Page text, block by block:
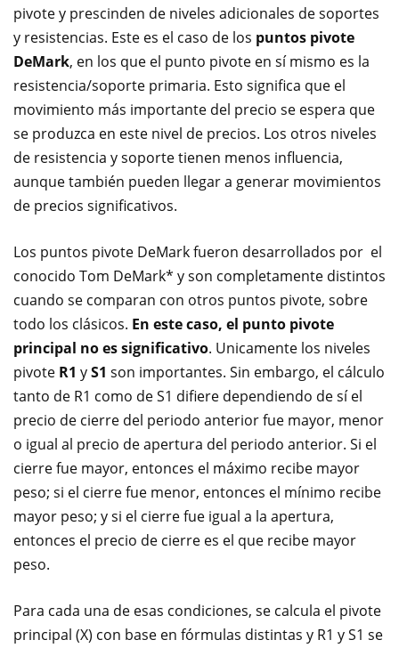
pivote y prescinden de niveles adicionales de soportes
y resistencias. Este es el caso de los puntos pivote
DeMark, en los que el punto pivote en sí mismo es la
resistencia/soporte primaria. Esto significa que el
movimiento más importante del precio se espera que
se produzca en este nivel de precios. Los otros niveles
de resistencia y soporte tienen menos influencia,
aunque también pueden llegar a generar movimientos
de precios significativos.
Los puntos pivote DeMark fueron desarrollados por el
conocido Tom DeMark* y son completamente distintos
cuando se comparan con otros puntos pivote, sobre
todo los clásicos. En este caso, el punto pivote
principal no es significativo. Unicamente los niveles
pivote R1 yS1 son importantes. Sin embargo, el cálculo
tanto de R1 como de S1 difiere dependiendo de sí el
precio de cierre del periodo anterior fue mayor, menor
o igual al precio de apertura del periodo anterior. Si el
cierre fue mayor, entonces el máximo recibe mayor
peso; si el cierre fue menor, entonces el mínimo recibe
mayor peso; y si el cierre fue igual a la apertura,
entonces el precio de cierre es el que recibe mayor
peso.
Para cada una de esas condiciones, se calcula el pivote
principal (X) con base en fórmulas distintas y R1 y S1 se